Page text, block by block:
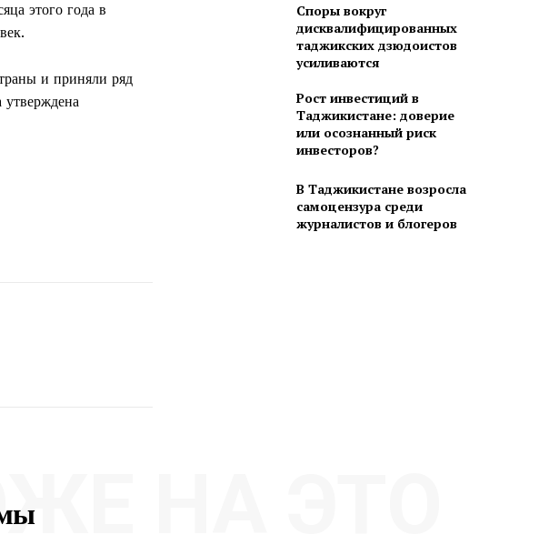
этого года в
и приняли ряд
утверждена
Споры вокруг
дисквалифицированных
таджикских дзюдоистов
усиливаются
Рост инвестиций в
Таджикистане: доверие
или осознанный риск
инвесторов?
В Таджикистане возросла
самоцензура среди
журналистов и блогеров
НА ЭТО